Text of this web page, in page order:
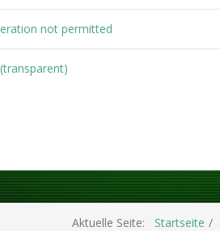
not permitted
Aktuelle Seite: Startseite